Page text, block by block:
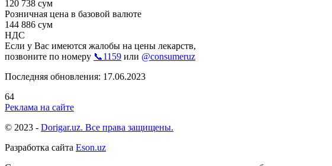
120 738 сум
Розничная цена в базовой валюте
144 886 сум
НДС
Если у Вас имеются жалобы на цены лекарств,
позвоните по номеру 📞1159 или @consumeruz
Последняя обновления: 17.06.2023
64
Реклама на сайте
© 2023 - Dorigar.uz. Все права защищены.
Разработка сайта Eson.uz